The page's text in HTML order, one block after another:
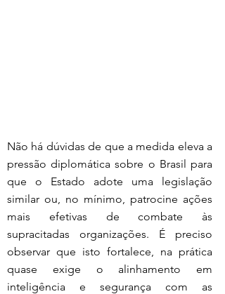
Não há dúvidas de que a medida eleva a
pressão diplomática sobre o Brasil para
que o Estado adote uma legislação
similar ou, no mínimo, patrocine ações
mais efetivas de combate às
supracitadas organizações. É preciso
observar que isto fortalece, na prática
quase exige o alinhamento em
inteligência e segurança com as